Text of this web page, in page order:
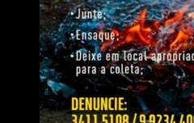
Facebook
Twitter
Messenger
LinkedIn